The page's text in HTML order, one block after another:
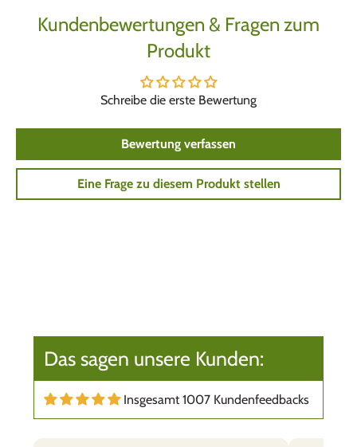
Kundenbewertungen & Fragen zum
Produkt
Schreibe die erste Bewertung
Bewertung verfassen
Eine Frage zu diesem Produkt stellen
Das sagen unsere Kunden:
Insgesamt 1007 Kundenfeedbacks